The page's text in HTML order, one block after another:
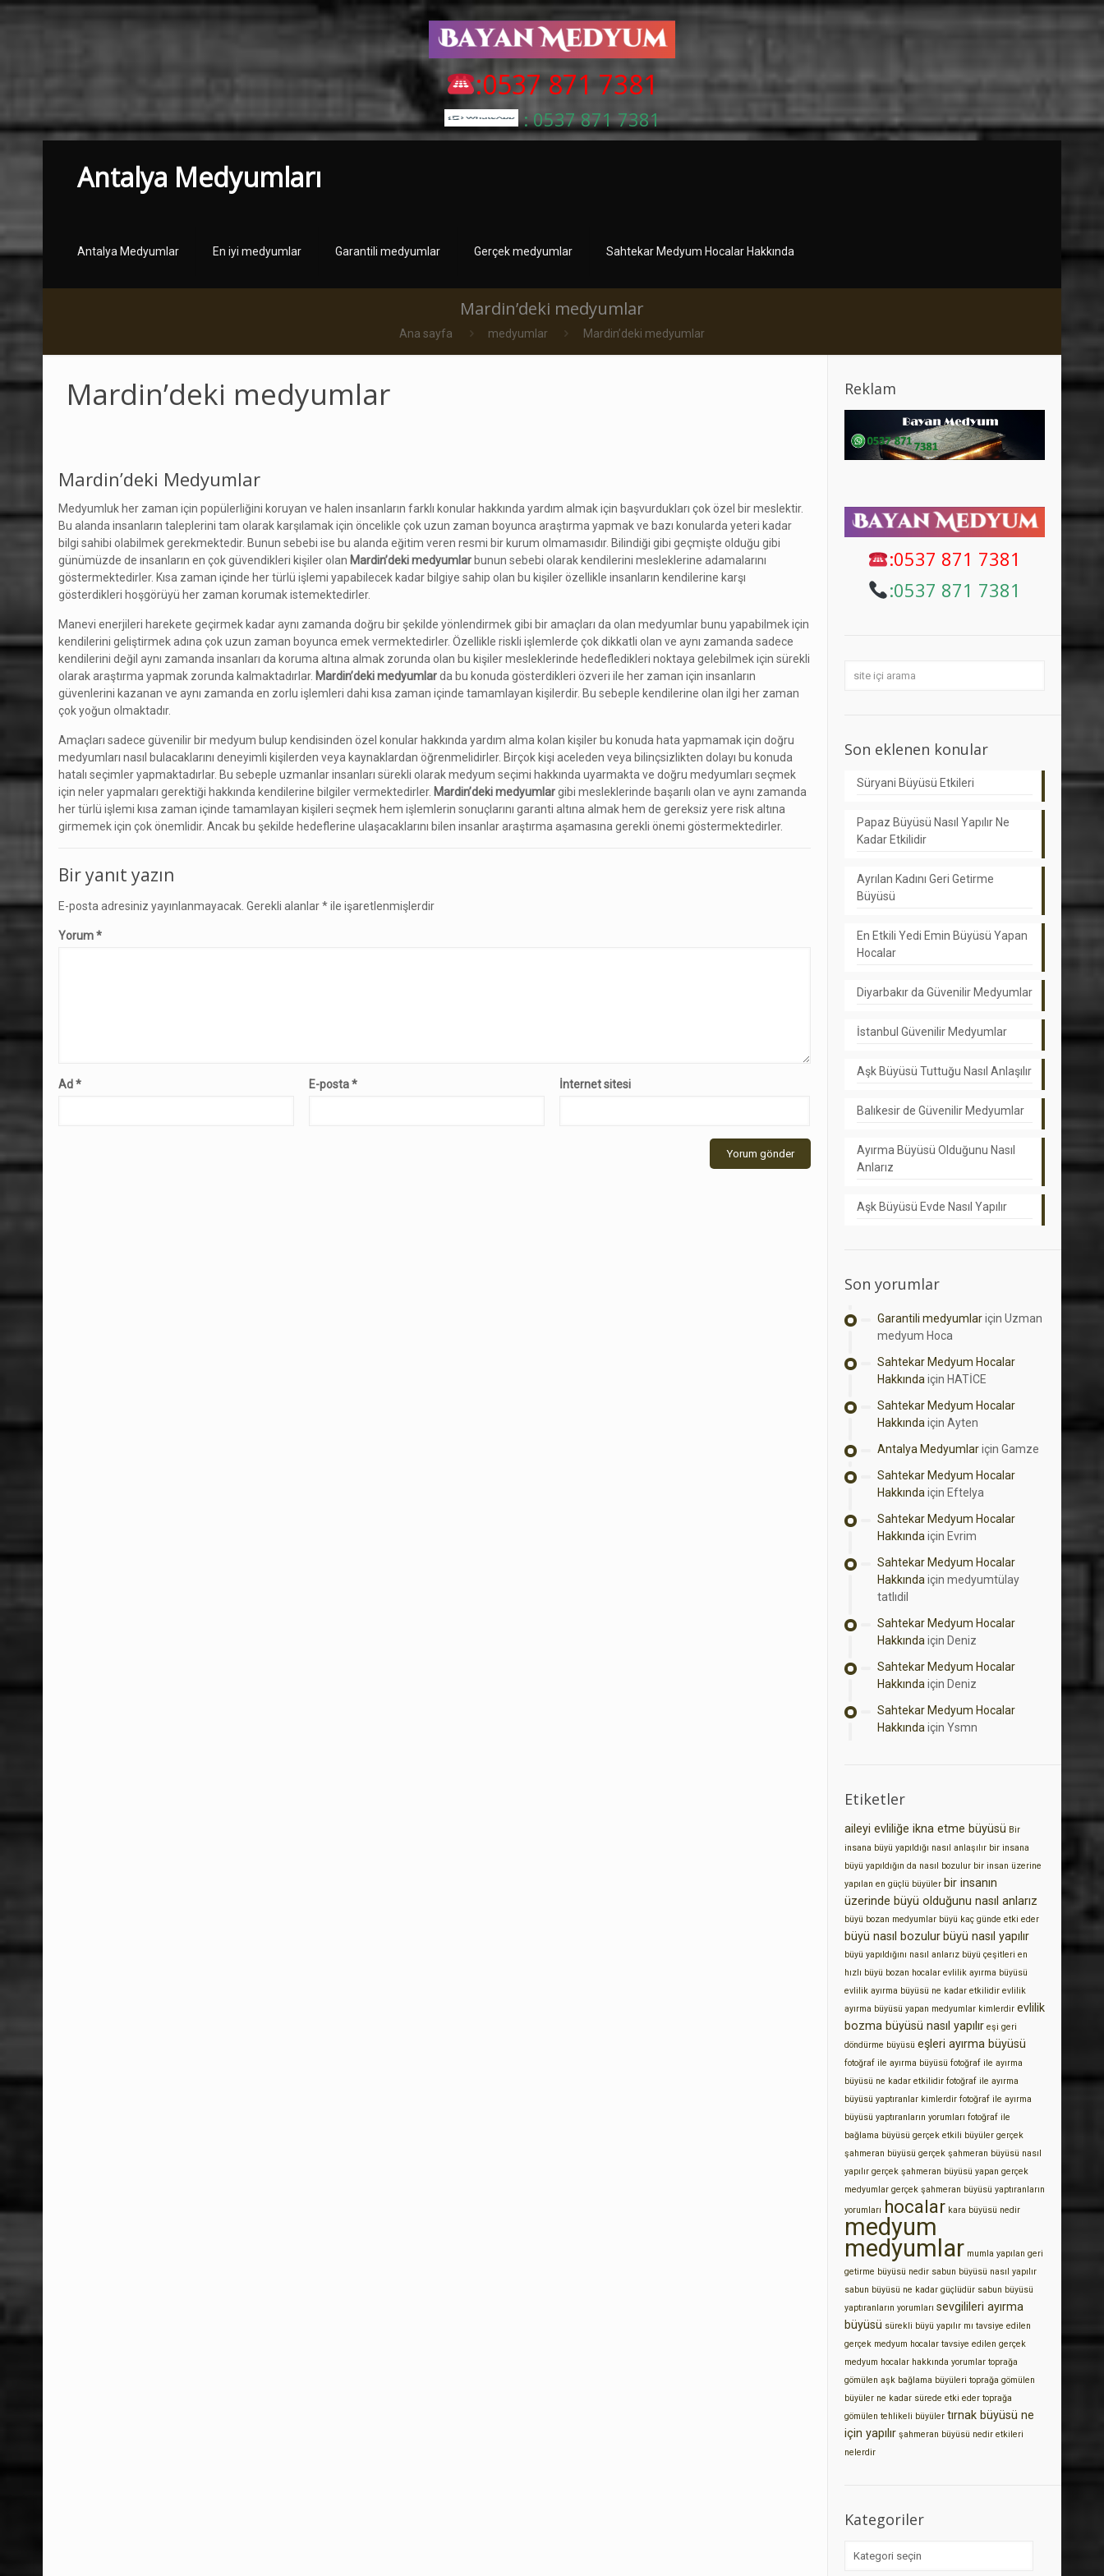
:0537 871 7381
: 0537 871 7381
Antalya Medyumları
Antalya Medyumlar En iyi medyumlar Garantili medyumlar Gerçek medyumlar Sahtekar Medyum Hocalar Hakkında
Mardin’deki medyumlar
Ana sayfa medyumlar Mardin’deki medyumlar
Mardin’deki medyumlar
Mardin’deki Medyumlar
Medyumluk her zaman için popülerliğini koruyan ve halen insanların farklı konular hakkında yardım almak için başvurdukları çok özel bir meslektir.
Bu alanda insanların taleplerini tam olarak karşılamak için öncelikle çok uzun zaman boyunca araştırma yapmak ve bazı konularda yeteri kadar
bilgi sahibi olabilmek gerekmektedir. Bunun sebebi ise bu alanda eğitim veren resmi bir kurum olmamasıdır. Bilindiği gibi geçmişte olduğu gibi
günümüzde de insanların en çok güvendikleri kişiler olan Mardin’deki medyumlar bunun sebebi olarak kendilerini mesleklerine adamalarını
göstermektedirler. Kısa zaman içinde her türlü işlemi yapabilecek kadar bilgiye sahip olan bu kişiler özellikle insanların kendilerine karşı
gösterdikleri hoşgörüyü her zaman korumak istemektedirler.
Manevi enerjileri harekete geçirmek kadar aynı zamanda doğru bir şekilde yönlendirmek gibi bir amaçları da olan medyumlar bunu yapabilmek için
kendilerini geliştirmek adına çok uzun zaman boyunca emek vermektedirler. Özellikle riskli işlemlerde çok dikkatli olan ve aynı zamanda sadece
kendilerini değil aynı zamanda insanları da koruma altına almak zorunda olan bu kişiler mesleklerinde hedefledikleri noktaya gelebilmek için sürekli
olarak araştırma yapmak zorunda kalmaktadırlar. Mardin’deki medyumlarda bu konuda gösterdikleri özveri ile her zaman için insanların
güvenlerini kazanan ve aynı zamanda en zorlu işlemleri dahi kısa zaman içinde tamamlayan kişilerdir. Bu sebeple kendilerine olan ilgi her zaman
çok yoğun olmaktadır.
Amaçları sadece güvenilir bir medyum bulup kendisinden özel konular hakkında yardım alma kolan kişiler bu konuda hata yapmamak için doğru
medyumları nasıl bulacaklarını deneyimli kişilerden veya kaynaklardan öğrenmelidirler. Birçok kişi aceleden veya bilinçsizlikten dolayı bu konuda
hatalı seçimler yapmaktadırlar. Bu sebeple uzmanlar insanları sürekli olarak medyum seçimi hakkında uyarmakta ve doğru medyumları seçmek
için neler yapmaları gerektiği hakkında kendilerine bilgiler vermektedirler. Mardin’deki medyumlargibi mesleklerinde başarılı olan ve aynı zamanda
her türlü işlemi kısa zaman içinde tamamlayan kişileri seçmek hem işlemlerin sonuçlarını garanti altına almak hem de gereksiz yere risk altına
girmemek için çok önemlidir. Ancak bu şekilde hedeflerine ulaşacaklarını bilen insanlar araştırma aşamasına gerekli önemi göstermektedirler.
Bir yanıt yazın
E-posta adresiniz yayınlanmayacak. Gerekli alanlar*ile işaretlenmişlerdir
Yorum*
Ad* E-posta* İnternet sitesi
Reklam
:0537 871 7381
:0537 871 7381
Son eklenen konular
Süryani Büyüsü Etkileri
Papaz Büyüsü Nasıl Yapılır Ne
Kadar Etkilidir
Ayrılan Kadını Geri Getirme
Büyüsü
En Etkili Yedi Emin Büyüsü Yapan
Hocalar
Diyarbakır da Güvenilir Medyumlar
İstanbul Güvenilir Medyumlar
Aşk Büyüsü Tuttuğu Nasıl Anlaşılır
Balıkesir de Güvenilir Medyumlar
Ayırma Büyüsü Olduğunu Nasıl
Anlarız
Aşk Büyüsü Evde Nasıl Yapılır
Son yorumlar
Garantili medyumlariçin Uzman
medyum Hoca
Sahtekar Medyum Hocalar
Hakkında için HATİCE
Sahtekar Medyum Hocalar
Hakkında için Ayten
Antalya Medyumlariçin Gamze
Sahtekar Medyum Hocalar
Hakkında için Eftelya
Sahtekar Medyum Hocalar
Hakkında için Evrim
Sahtekar Medyum Hocalar
Hakkında için medyumtülay
tatlıdil
Sahtekar Medyum Hocalar
Hakkında için Deniz
Sahtekar Medyum Hocalar
Hakkında için Deniz
Sahtekar Medyum Hocalar
Hakkında için Ysmn
Etiketler
aileyi evliliğe ikna etme büyüsü Bir
insana büyü yapıldığı nasıl anlaşılır bir insana
büyü yapıldığın da nasıl bozulur bir insan üzerine
yapılan en güçlü büyüler bir insanın
üzerinde büyü olduğunu nasıl anlarız
büyü bozan medyumlar büyü kaç günde etki eder
büyü nasıl bozulur büyü nasıl yapılır
büyü yapıldığını nasıl anlarız büyü çeşitleri en
hızlı büyü bozan hocalar evlilik ayırma büyüsü
evlilik ayırma büyüsü ne kadar etkilidir evlilik
ayırma büyüsü yapan medyumlar kimlerdir evlilik
bozma büyüsü nasıl yapılır eşi geri
döndürme büyüsü eşleri ayırma büyüsü
fotoğraf ile ayırma büyüsü fotoğraf ile ayırma
büyüsü ne kadar etkilidir fotoğraf ile ayırma
büyüsü yaptıranlar kimlerdir fotoğraf ile ayırma
büyüsü yaptıranların yorumları fotoğraf ile
bağlama büyüsü gerçek etkili büyüler gerçek
şahmeran büyüsü gerçek şahmeran büyüsü nasıl
yapılır gerçek şahmeran büyüsü yapan gerçek
medyumlar gerçek şahmeran büyüsü yaptıranların
yorumları hocalar kara büyüsü nedir
medyum
medyumlar mumla yapılan geri
getirme büyüsü nedir sabun büyüsü nasıl yapılır
sabun büyüsü ne kadar güçlüdür sabun büyüsü
yaptıranların yorumları sevgilileri ayırma
büyüsü sürekli büyü yapılır mı tavsiye edilen
gerçek medyum hocalar tavsiye edilen gerçek
medyum hocalar hakkında yorumlar toprağa
gömülen aşk bağlama büyüleri toprağa gömülen
büyüler ne kadar sürede etki eder toprağa
gömülen tehlikeli büyüler tırnak büyüsü ne
için yapılır şahmeran büyüsü nedir etkileri
nelerdir
Kategoriler